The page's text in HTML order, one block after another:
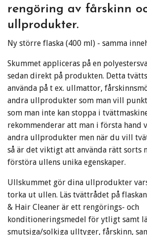
rengöring av fårskinn
ullprodukter.
Ny större flaska (400 ml) - samma
Skummet appliceras på en
sedan direkt på produkten. Detta
använda på t ex. ullmattor,
andra ullprodukter som man vill
som man inte kan stoppa i
rekommenderar att man i första hand
andra ullprodukter men när du vill
så är det viktigt att använda rätt sorts
förstöra ullens unika egenskaper.
Ullskummet gör dina ullprodukter
torka ut ullen. Läs tvättrådet på
& Hair Cleaner är ett rengörings- och
konditioneringsmedel för ytligt samt
smutsiga/solkiga ulltyger, fårskinn,